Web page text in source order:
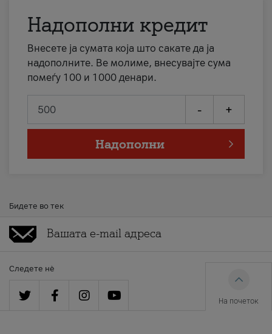
Надополни кредит
Внесете ја сумата која што сакате да ја
надополните. Ве молиме, внесувајте сума
помеѓу 100 и 1000 денари.
- +
Надополни
Бидете во тек
Следете нè
На почеток